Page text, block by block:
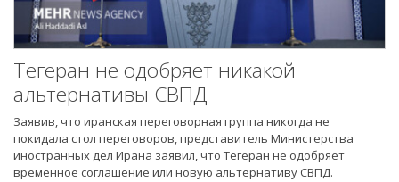
Тегеран не одобряет никакой
альтернативы СВПД
Заявив, что иранская переговорная группа никогда не
покидала стол переговоров, представитель Министерства
иностранных дел Ирана заявил, что Тегеран не одобряет
временное соглашение или новую альтернативу СВПД.